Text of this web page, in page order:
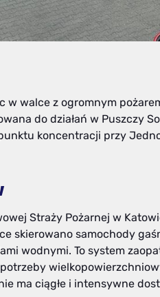
w walce z ogromnym
do działań w Puszczy
koncentracji przy
Straży Pożarnej w
skierowano samochody
wodnymi. To system
ma ciągłe i intensywne